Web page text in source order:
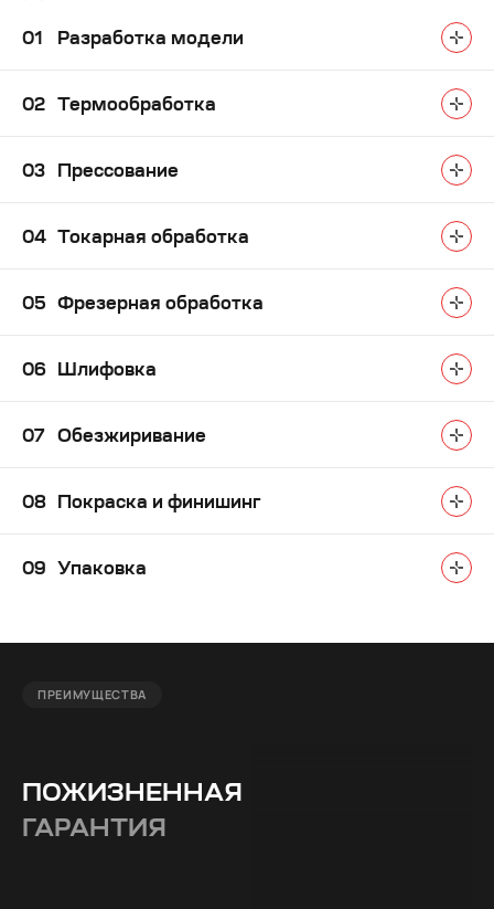
Разработка модели
Термообработка
Прессование
Токарная обработка
Фрезерная обработка
Шлифовка
Обезжиривание
Покраска и финишинг
Упаковка
ПРЕИМУЩЕСТВА
ПОЖИЗНЕННАЯ
ГАРАНТИЯ